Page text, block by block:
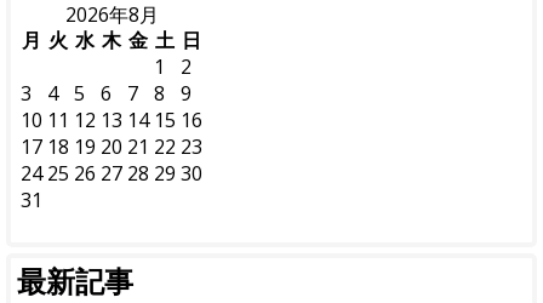
2026年8月
月 火 水 木 金 土 日
1
2
3
4 5 6 7 8
9
10 11 12 13 14 15 16
17 18 19 20 21 22 23
24 25 26 27 28 29 30
31
最新記事